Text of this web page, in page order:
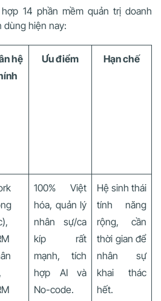
14 phần mềm quản trị doanh
dùng hiện nay:
hệ
Ưu điểm Hạn chế
100% Việt
hóa, quản lý
nhân sự/ca
kíp rất
mạnh, tích
hợp AI và
No-code.
Hệ sinh thái
tính năng
rộng, cần
thời gian để
nhân sự
khai thác
hết.